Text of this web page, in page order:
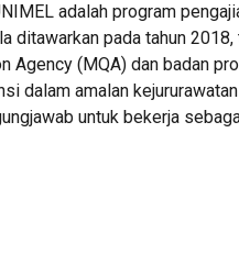
adalah program
pada tahun
(MQA) dan badan
dalam amalan
untuk bekerja